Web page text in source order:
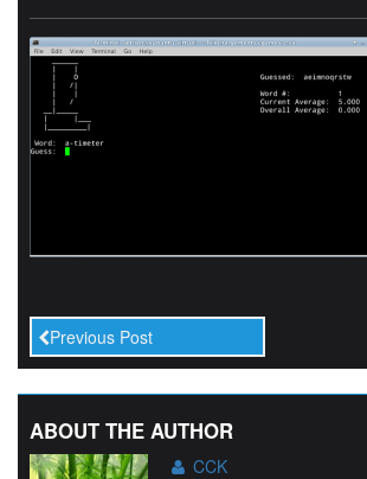
Previous Post
ABOUT THE AUTHOR
CCK